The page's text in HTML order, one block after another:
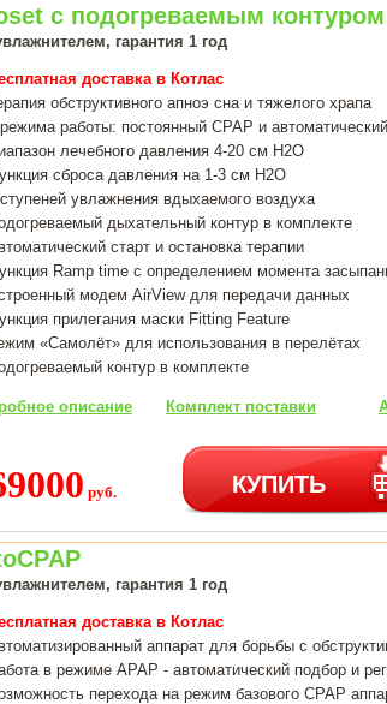
с подогреваемым контуром
гарантия 1 год
доставка в Котлас
обструктивного апноэ сна и тяжелого храпа
работы: постоянный CPAP и
лечебного давления 4-20 см H2O
сброса давления на 1-3 см H2O
увлажнения вдыхаемого воздуха
дыхательный контур в комплекте
старт и остановка терапии
Ramp time с определением момента
модем AirView для передачи данных
прилегания маски Fitting Feature
«Самолёт» для использования в перелётах
контур в комплекте
описание Комплект поставки
руб. КУПИТЬ
гарантия 1 год
доставка в Котлас
аппарат для борьбы с
в режиме APAP - автоматический подбор и
перехода на режим базового CPAP